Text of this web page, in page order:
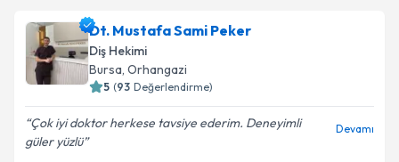
Dt. Mustafa Sami Peker
Diş Hekimi
Bursa, Orhangazi
5 (93 Değerlendirme)
Çok iyi doktor herkese tavsiye ederim. Deneyimli
güler yüzlü
Devamı